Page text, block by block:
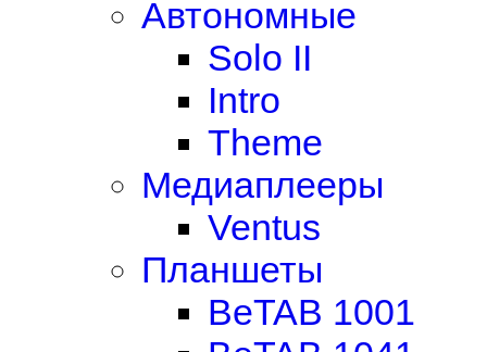
Автономные
Solo II
Intro
Theme
Медиаплееры
Ventus
Планшеты
BeTAB 1001